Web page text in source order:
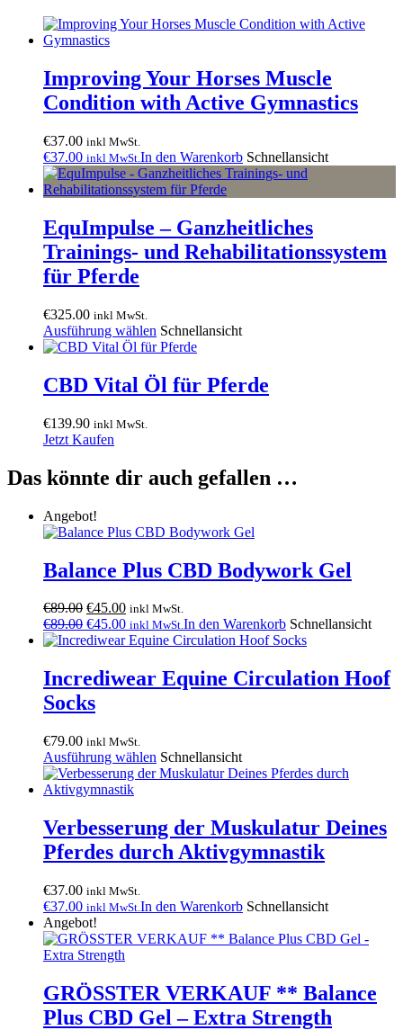
Improving Your Horses Muscle
Condition with Active Gymnastics
€37.00 inkl MwSt.
€37.00 inkl MwSt.In den Warenkorb Schnellansicht
EquImpulse – Ganzheitliches
Trainings- und Rehabilitationssystem
für Pferde
€325.00 inkl MwSt.
Ausführung wählen Schnellansicht
CBD Vital Öl für Pferde
€139.90 inkl MwSt.
Jetzt Kaufen
Das könnte dir auch gefallen …
Angebot!
Balance Plus CBD Bodywork Gel
€89.00 Ursprünglicher
Preis
war:
€45.00Aktueller
Preis
ist:
inkl MwSt.
€89.00 Ursprünglicher
Preis
€89.00
€45.00Aktueller
Preis
€45.00.
inkl MwSt.In den Warenkorb Schnellansicht
Incrediwear Equine Circulation Hoof
Socks
€79.00 inkl MwSt.
Ausführung wählen Schnellansicht
Verbesserung der Muskulatur Deines
Pferdes durch Aktivgymnastik
€37.00 inkl MwSt.
€37.00 inkl MwSt.In den Warenkorb Schnellansicht
Angebot!
GRÖSSTER VERKAUF ** Balance
Plus CBD Gel – Extra Strength